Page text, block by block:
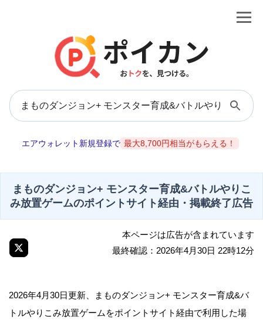
エアウォレット新規登録で 最大8,700円相当がもらえる！
まものダンジョン+ モンスター育成&バトルやりこ
み放置ゲームのポイントサイト経由・掲載終了広告
本ページは広告が含まれています
最終確認：2026年4月30日 22時12分
2026年4月30日更新、まものダンジョン+ モンスター育成&バ
トルやりこみ放置ゲームをポイントサイト経由で利用した場